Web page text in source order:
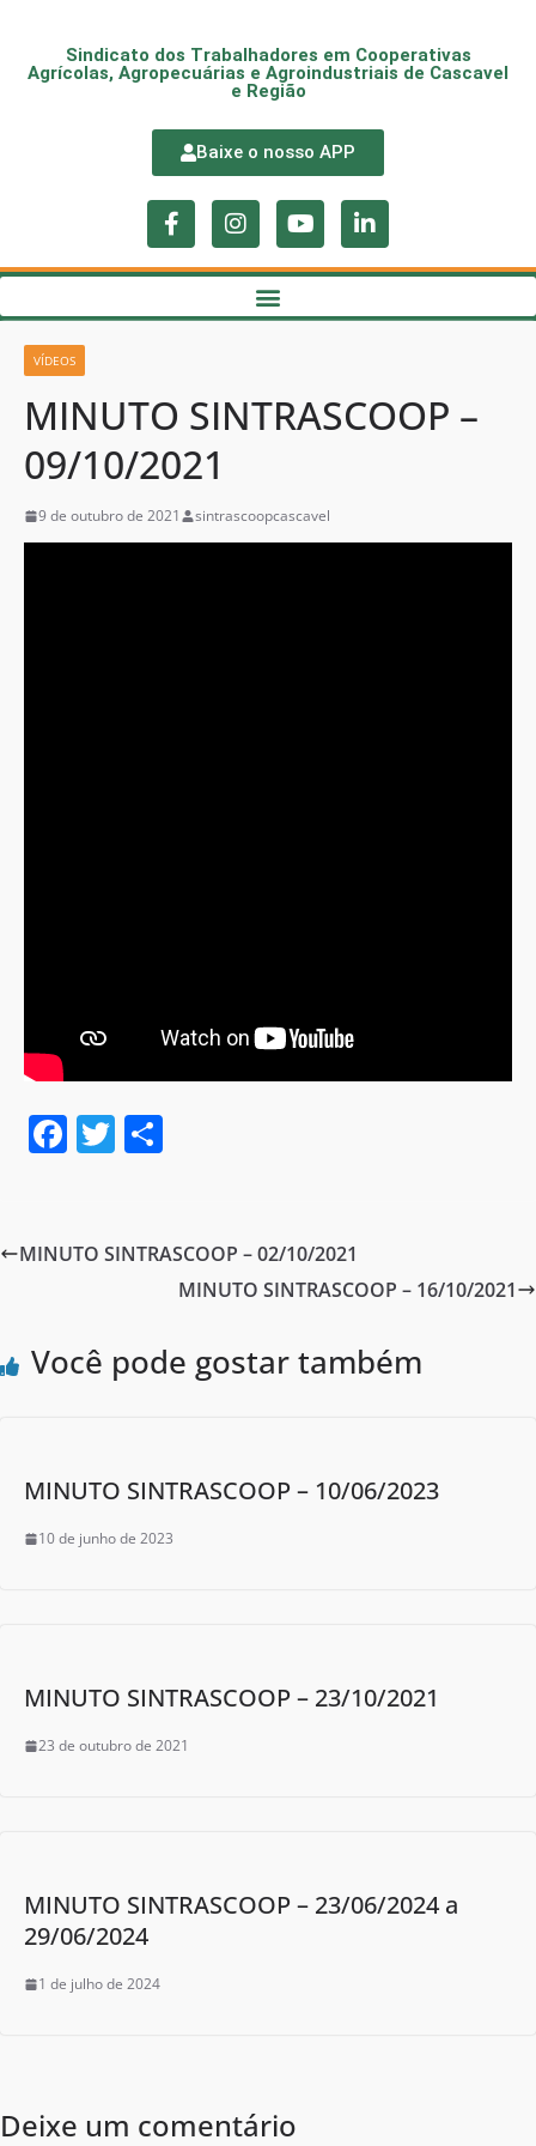
Sindicato dos Trabalhadores em Cooperativas
Agrícolas, Agropecuárias e Agroindustriais de Cascavel
e Região
Baixe o nosso APP
VÍDEOS
MINUTO SINTRASCOOP –
09/10/2021
9 de outubro de 2021 sintrascoopcascavel
F
e
o
T
er e
MINUTO SINTRASCOOP – 02/10/2021
MINUTO SINTRASCOOP – 16/10/2021
Você pode gostar também
MINUTO SINTRASCOOP – 10/06/2023
10 de junho de 2023
MINUTO SINTRASCOOP – 23/10/2021
23 de outubro de 2021
MINUTO SINTRASCOOP – 23/06/2024 a
29/06/2024
1 de julho de 2024
Deixe um comentário